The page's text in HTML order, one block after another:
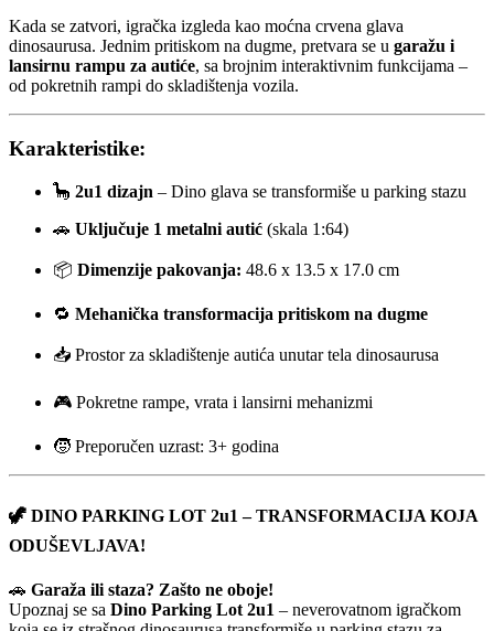
Kada se zatvori, igračka izgleda kao moćna crvena glava
dinosaurusa. Jednim pritiskom na dugme, pretvara se u garažu i
lansirnu rampu za autiće, sa brojnim interaktivnim funkcijama –
od pokretnih rampi do skladištenja vozila.
Karakteristike:
🦕 2u1 dizajn – Dino glava se transformiše u parking stazu
🚗 Uključuje 1 metalni autić (skala 1:64)
📦 Dimenzije pakovanja: 48.6 x 13.5 x 17.0 cm
🔁 Mehanička transformacija pritiskom na dugme
📥 Prostor za skladištenje autića unutar tela dinosaurusa
🎮 Pokretne rampe, vrata i lansirni mehanizmi
🧒 Preporučen uzrast: 3+ godina
🦖 DINO PARKING LOT 2u1 – TRANSFORMACIJA KOJA
ODUŠEVLJAVA!
🚗 Garaža ili staza? Zašto ne oboje!
Upoznaj se sa Dino Parking Lot 2u1 – neverovatnom igračkom